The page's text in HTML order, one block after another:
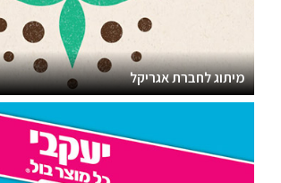
מיתוג לחברת אגריקל